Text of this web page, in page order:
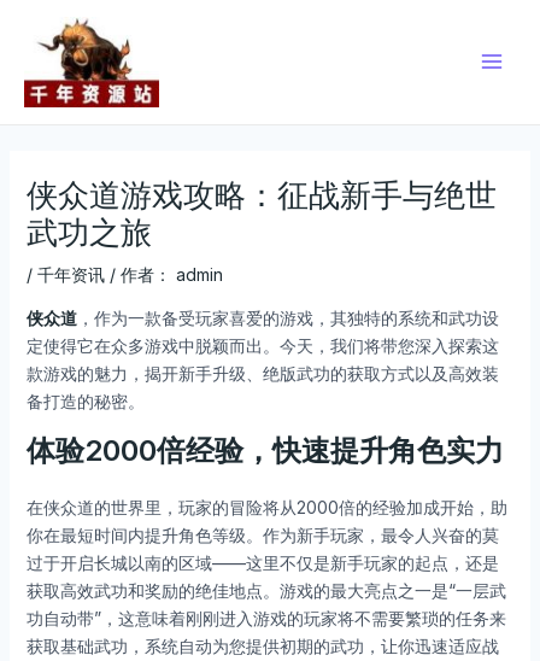
侠众道游戏攻略：征战新手与绝世
武功之旅
/ 千年资讯/ 作者： admin
侠众道，作为一款备受玩家喜爱的游戏，其独特的系统和武功设
定使得它在众多游戏中脱颖而出。今天，我们将带您深入探索这
款游戏的魅力，揭开新手升级、绝版武功的获取方式以及高效装
备打造的秘密。
体验2000倍经验，快速提升角色实力
在侠众道的世界里，玩家的冒险将从2000倍的经验加成开始，助
你在最短时间内提升角色等级。作为新手玩家，最令人兴奋的莫
过于开启长城以南的区域——这里不仅是新手玩家的起点，还是
获取高效武功和奖励的绝佳地点。游戏的最大亮点之一是“一层武
功自动带”，这意味着刚刚进入游戏的玩家将不需要繁琐的任务来
获取基础武功，系统自动为您提供初期的武功，让你迅速适应战
navigation